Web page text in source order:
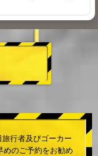
行者及びゴーカー
めのご予約をお勧め